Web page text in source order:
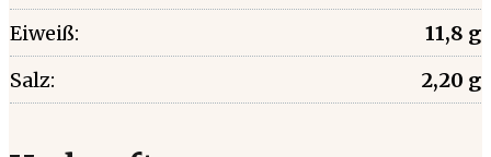
Eiweiß:
11,8 g
Salz:
2,20 g